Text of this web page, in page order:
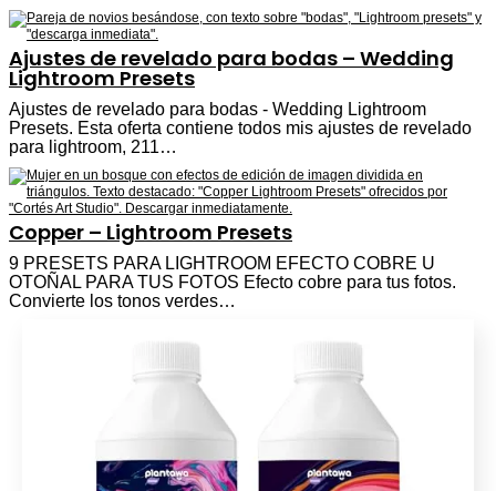
Ajustes de revelado para bodas – Wedding
Lightroom Presets
Ajustes de revelado para bodas - Wedding Lightroom
Presets. Esta oferta contiene todos mis ajustes de revelado
para lightroom, 211…
Copper – Lightroom Presets
9 PRESETS PARA LIGHTROOM EFECTO COBRE U
OTOÑAL PARA TUS FOTOS Efecto cobre para tus fotos.
Convierte los tonos verdes…